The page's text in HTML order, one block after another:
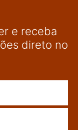
e receba
direto no